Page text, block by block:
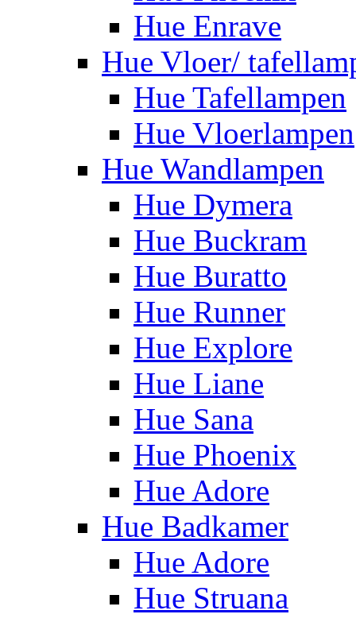
Hue Enrave
Hue Vloer/
Hue Tafellampen
Hue Vloerlampen
Hue Wandlampen
Hue Dymera
Hue Buckram
Hue Buratto
Hue Runner
Hue Explore
Hue Liane
Hue Sana
Hue Phoenix
Hue Adore
Hue Badkamer
Hue Adore
Hue Struana